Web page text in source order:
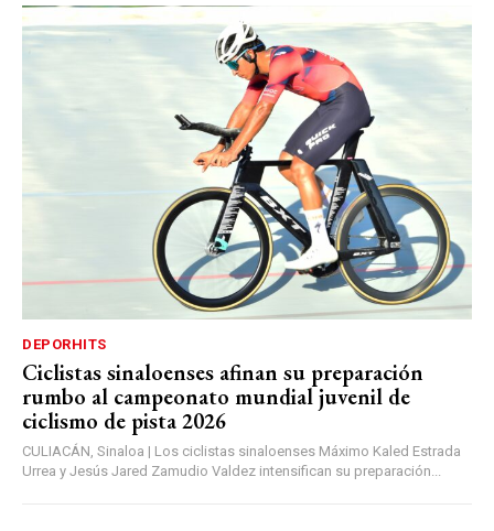
DEPORHITS
Ciclistas sinaloenses afinan su preparación
rumbo al campeonato mundial juvenil de
ciclismo de pista 2026
CULIACÁN, Sinaloa | Los ciclistas sinaloenses Máximo Kaled Estrada
Urrea y Jesús Jared Zamudio Valdez intensifican su preparación...